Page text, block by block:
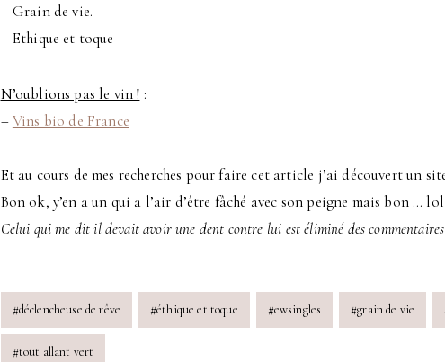
– Grain de vie.
– Ethique et toque
N’oublions pas le vin ! :
–Vins bio de France
Et au cours de mes recherches pour faire cet article j’ai découvert un
Bon ok, y’en a un qui a l’air d’être fâché avec son peigne mais bon … lol
Celui qui me dit il devait avoir une dent contre lui est éliminé des
Post
Tags:
#déclencheuse de rêve #éthique et toque #ewsingles #grain de vie
#tout allant vert